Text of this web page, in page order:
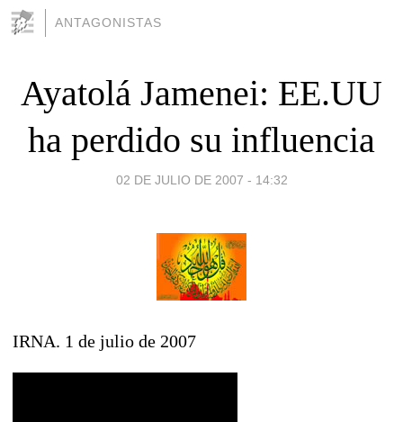
ANTAGONISTAS
Ayatolá Jamenei: EE.UU
ha perdido su influencia
02 DE JULIO DE 2007 - 14:32
IRNA. 1 de julio de 2007